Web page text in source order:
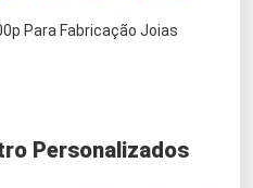
Para Fabricação Joias
Personalizados